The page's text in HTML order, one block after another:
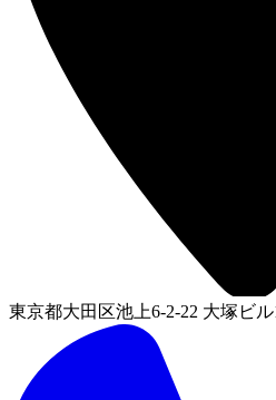
東京都大田区池上6-2-22 大塚ビ